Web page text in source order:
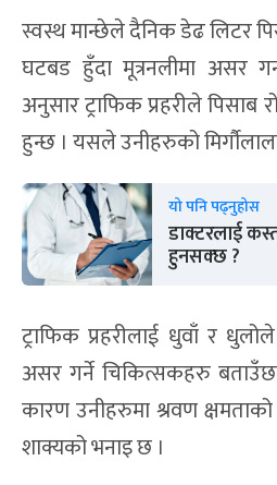
स्वस्थ मान्छेले दैनिक डेढ लिटर
घटबड हुँदा मूत्रनलीमा असर
अनुसार ट्राफिक प्रहरीले पिसाब
हुन्छ । यसले उनीहरुको
यो पनि पढ्नुहोस
डाक्टरलाई
हुनसक्छ ?
ट्राफिक प्रहरीलाई धुवाँ र
असर गर्ने चिकित्सकहरु
कारण उनीहरुमा श्रवण
शाक्यको भनाइ छ ।